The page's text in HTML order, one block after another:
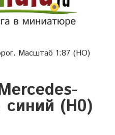
Масштаб 1:87 (HO)
синий (H0)